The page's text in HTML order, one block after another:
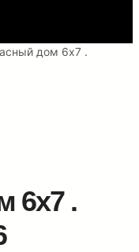
дом 6х7 .
6х7 .